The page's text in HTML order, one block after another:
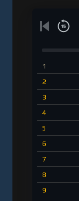
1
2
3
4
5
6
7
8
9